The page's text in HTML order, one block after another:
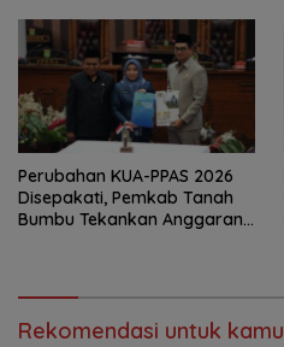
Perubahan KUA-PPAS 2026
Disepakati, Pemkab Tanah
Bumbu Tekankan Anggaran
Rekomendasi untuk kamu